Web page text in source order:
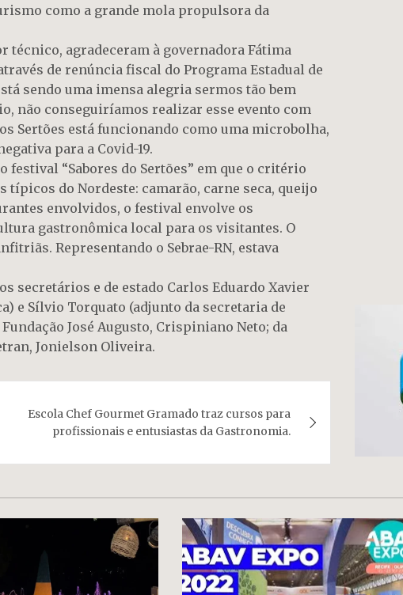
como a grande mola propulsora da
técnico, agradeceram à governadora Fátima
de renúncia fiscal do Programa Estadual de
sendo uma imensa alegria sermos tão bem
não conseguiríamos realizar esse evento com
Sertões está funcionando como uma microbolha,
para a Covid-19.
festival “Sabores do Sertões” em que o critério
do Nordeste: camarão, carne seca, queijo
envolvidos, o festival envolve os
gastronômica local para os visitantes. O
Representando o Sebrae-RN, estava
secretários e de estado Carlos Eduardo Xavier
e Sílvio Torquato (adjunto da secretaria de
José Augusto, Crispiniano Neto; da
Jonielson Oliveira.
Escola Chef Gourmet Gramado traz cursos para
profissionais e entusiastas da Gastronomia.